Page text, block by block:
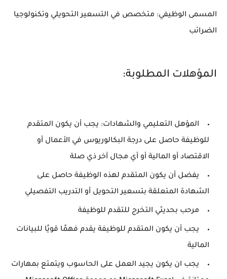
المسمى الوظيفي: متخصص في التسعير التحويلي وتكنولوجيا
الضرائب
المؤهلات المطلوبة:
المؤهل التعليمي والشهادات: يجب أن يكون المتقدم
للوظيفة حاصل على درجة البكالوريوس في الأعمال أو
الاقتصاد أو المالية أو أي مجال آخر ذي صلة
يفضل أن يكون المتقدم لهذه الوظيفة حاصل على
الشهادة المتعلقة بتسعير التحويل أو التدريب التفصيلي
مرحب بحديثي التخرج للتقدم للوظيفة
يجب أن يكون المتقدم للوظيفة يقدم فهمًا قويًا للبيانات
المالية
يجب ان يكون يجيد العمل على الحاسوب ويتمتع بمهارات